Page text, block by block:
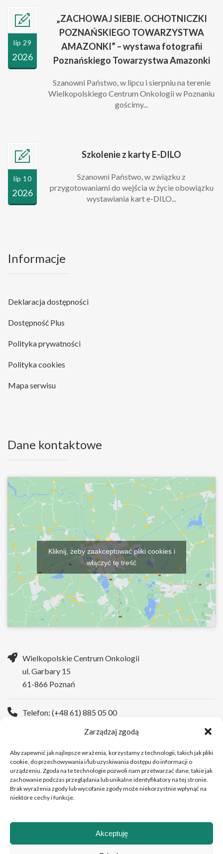
Zarządzaj zgodą
Aby zapewnić jak najlepsze wrażenia, korzystamy z technologii, takich jak pliki
cookie, do przechowywania i/lub uzyskiwania dostępu do informacji o
urządzeniu. Zgoda na te technologie pozwoli nam przetwarzać dane, takie jak
zachowanie podczas przeglądania lub unikalne identyfikatory na tej stronie.
Brak wyrażenia zgody lub wycofanie zgody może niekorzystnie wpłynąć na
niektóre cechy i funkcje.
Akceptuję
lip 29
2026
„ZACHOWAJ SIEBIE. OCHOTNICZKI
POZNAŃSKIEGO TOWARZYSTWA
AMAZONKI” – wystawa fotografii
Poznańskiego Towarzystwa Amazonki
Szanowni Państwo, w lipcu i sierpniu na terenie
Wielkopolskiego Centrum Onkologii w Poznaniu
gościmy...
lip 10
2026
Szkolenie z karty E-DILO
Szanowni Państwo, w związku z
przygotowaniami do wejścia w życie obowiązku
wystawiania kart e-DILO...
Informacje
Deklaracja dostępności
Dostępność Plus
Polityka prywatności
Polityka cookies
Mapa serwisu
Dane kontaktowe
Kliknij, żeby zaakceptować pliki cookies i
włączyć tę treść
Wielkopolskie Centrum Onkologii
ul. Garbary 15
61-866 Poznań
Telefon: (+48 61) 885 05 00
Copyright © 2026 Wielkopolskie Centrum Onkologii